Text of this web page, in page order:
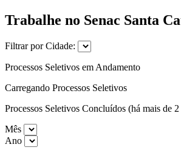
Trabalhe no Senac Santa
Filtrar por Cidade:
Processos Seletivos em Andamento
Carregando Processos Seletivos
Processos Seletivos Concluídos (há mais de
Mês
Ano